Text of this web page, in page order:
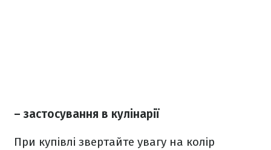
– застосування в кулінарії
При купівлі звертайте увагу на колір